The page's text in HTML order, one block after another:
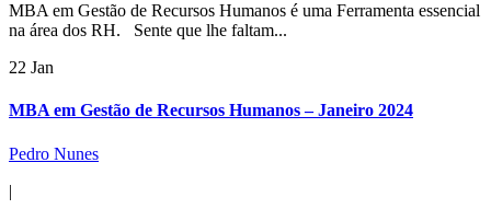
MBA em Gestão de Recursos Humanos é uma Ferramenta essencial
na área dos RH. Sente que lhe faltam...
22 Jan
MBA em Gestão de Recursos Humanos – Janeiro 2024
Pedro Nunes
|